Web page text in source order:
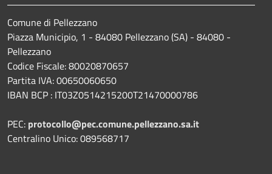
Comune di Pellezzano
Piazza Municipio, 1 - 84080 Pellezzano (SA) - 84080 -
Pellezzano
Codice Fiscale: 80020870657
Partita IVA: 00650060650
IBAN BCP : IT03Z0514215200T21470000786
PEC: protocollo@pec.comune.pellezzano.sa.it
Centralino Unico: 089568717